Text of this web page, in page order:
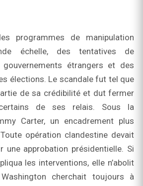
programmes de manipulation
échelle, des tentatives de
étrangers et des
élections. Le scandale fut tel que
de sa crédibilité et dut fermer
de ses relais. Sous la
Carter, un encadrement plus
opération clandestine devait
une approbation présidentielle. Si
les interventions, elle n’abolit
cherchait toujours à